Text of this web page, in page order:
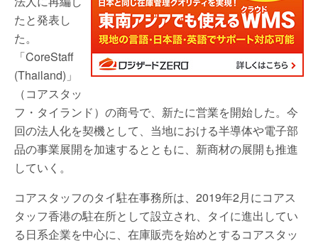
たと発表し
た。
「CoreStaff
(Thailand)」
（コアスタッ
フ・タイランド）の商号で、新たに営業を開始した。今
回の法人化を契機として、当地における半導体や電子部
品の事業展開を加速するとともに、新商材の展開も推進
していく。
コアスタッフのタイ駐在事務所は、2019年2月にコアス
タッフ香港の駐在所として設立され、タイに進出してい
る日系企業を中心に、在庫販売を始めとするコアスタッ